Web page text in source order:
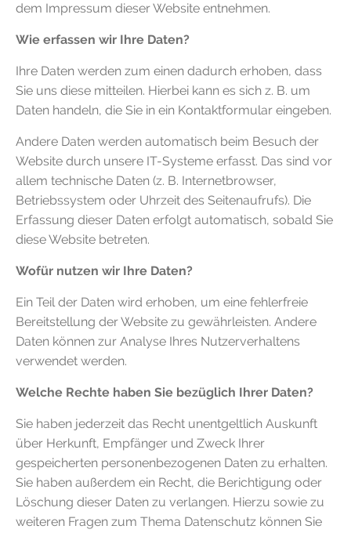
dem Impressum dieser Website entnehmen.
Wie erfassen wir Ihre Daten?
Ihre Daten werden zum einen dadurch erhoben, dass
Sie uns diese mitteilen. Hierbei kann es sich z. B. um
Daten handeln, die Sie in ein Kontaktformular eingeben.
Andere Daten werden automatisch beim Besuch der
Website durch unsere IT-Systeme erfasst. Das sind vor
allem technische Daten (z. B. Internetbrowser,
Betriebssystem oder Uhrzeit des Seitenaufrufs). Die
Erfassung dieser Daten erfolgt automatisch, sobald Sie
diese Website betreten.
Wofür nutzen wir Ihre Daten?
Ein Teil der Daten wird erhoben, um eine fehlerfreie
Bereitstellung der Website zu gewährleisten. Andere
Daten können zur Analyse Ihres Nutzerverhaltens
verwendet werden.
Welche Rechte haben Sie bezüglich Ihrer Daten?
Sie haben jederzeit das Recht unentgeltlich Auskunft
über Herkunft, Empfänger und Zweck Ihrer
gespeicherten personenbezogenen Daten zu erhalten.
Sie haben außerdem ein Recht, die Berichtigung oder
Löschung dieser Daten zu verlangen. Hierzu sowie zu
weiteren Fragen zum Thema Datenschutz können Sie